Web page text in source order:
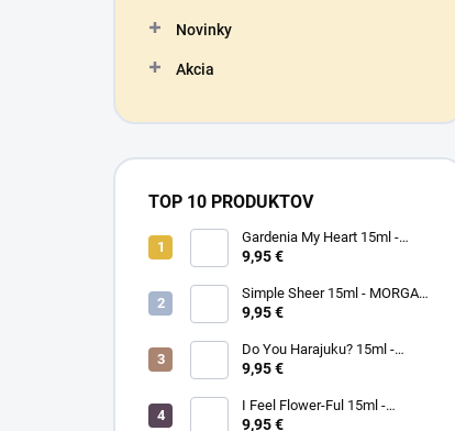
Novinky
Akcia
TOP 10 PRODUKTOV
Gardenia My Heart 15ml -
MORGAN TAYLOR - lak na
9,95 €
Simple Sheer 15ml - MORGAN
TAYLOR - lak na nechty
9,95 €
Do You Harajuku? 15ml -
MORGAN TAYLOR - lak na
9,95 €
I Feel Flower-Ful 15ml -
MORGAN TAYLOR - lak na
9,95 €